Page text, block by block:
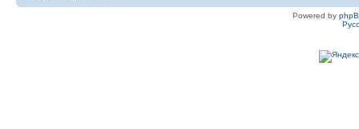
Powered by